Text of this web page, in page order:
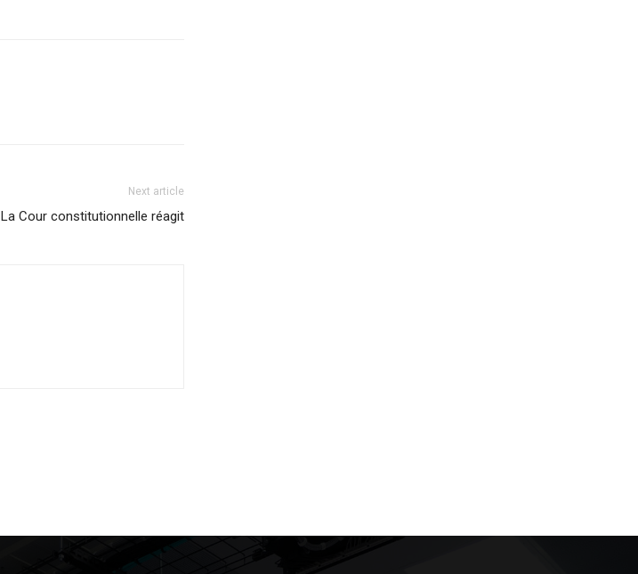
Next article
La Cour constitutionnelle réagit